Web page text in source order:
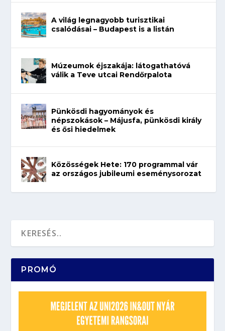
A világ legnagyobb turisztikai
csalódásai – Budapest is a listán
Múzeumok éjszakája: látogathatóvá
válik a Teve utcai Rendőrpalota
Pünkösdi hagyományok és
népszokások – Májusfa, pünkösdi király
és ősi hiedelmek
Közösségek Hete: 170 programmal vár
az országos jubileumi eseménysorozat
PROMÓ